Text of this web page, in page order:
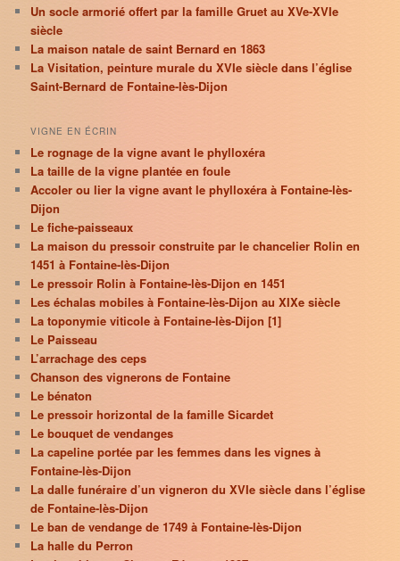
Un socle armorié offert par la famille Gruet au XVe-XVIe
siècle
La maison natale de saint Bernard en 1863
La Visitation, peinture murale du XVIe siècle dans l’église
Saint-Bernard de Fontaine-lès-Dijon
VIGNE EN ÉCRIN
Le rognage de la vigne avant le phylloxéra
La taille de la vigne plantée en foule
Accoler ou lier la vigne avant le phylloxéra à Fontaine-lès-
Dijon
Le fiche-paisseaux
La maison du pressoir construite par le chancelier Rolin en
1451 à Fontaine-lès-Dijon
Le pressoir Rolin à Fontaine-lès-Dijon en 1451
Les échalas mobiles à Fontaine-lès-Dijon au XIXe siècle
La toponymie viticole à Fontaine-lès-Dijon [1]
Le Paisseau
L’arrachage des ceps
Chanson des vignerons de Fontaine
Le bénaton
Le pressoir horizontal de la famille Sicardet
Le bouquet de vendanges
La capeline portée par les femmes dans les vignes à
Fontaine-lès-Dijon
La dalle funéraire d’un vigneron du XVIe siècle dans l’église
de Fontaine-lès-Dijon
Le ban de vendange de 1749 à Fontaine-lès-Dijon
La halle du Perron